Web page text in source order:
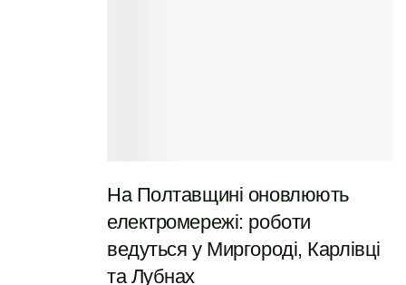
На Полтавщині оновлюють
електромережі: роботи
ведуться у Миргороді, Карлівці
та Лубнах